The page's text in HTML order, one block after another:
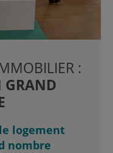
:
GRAND
logement
nombre